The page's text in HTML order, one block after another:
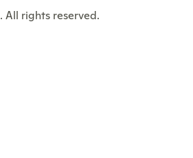
. All rights reserved.